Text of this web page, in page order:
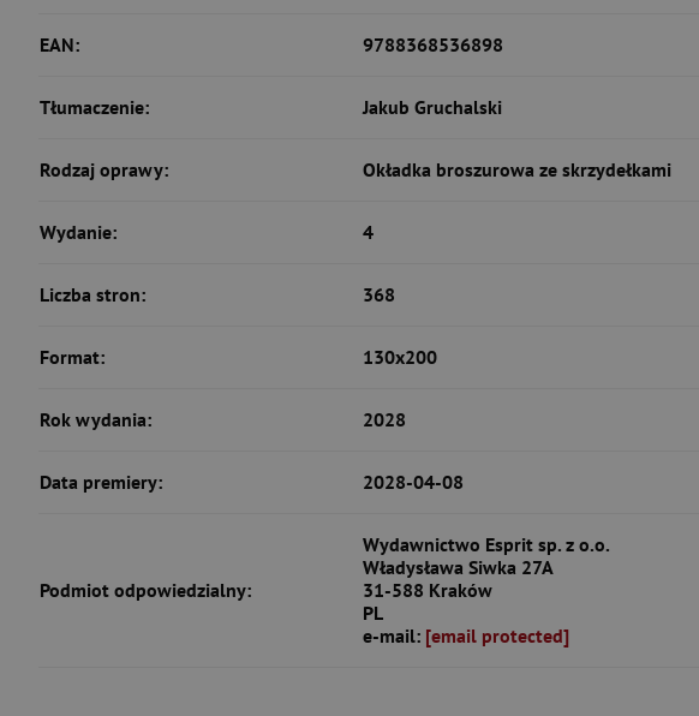
EAN: 9788368536898
Tłumaczenie: Jakub Gruchalski
Rodzaj oprawy: Okładka broszurowa ze skrzydełkami
Wydanie: 4
Liczba stron: 368
Format: 130x200
Rok wydania: 2028
Data premiery: 2028-04-08
Podmiot odpowiedzialny:
Wydawnictwo Esprit sp. z o.o.
Władysława Siwka 27A
31-588 Kraków
PL
e-mail: [email protected]